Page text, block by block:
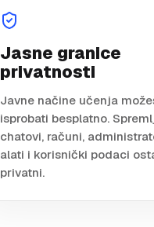
Jasne granice
privatnosti
Javne načine učenja
isprobati besplatno.
chatovi, računi,
alati i korisnički podaci
privatni.